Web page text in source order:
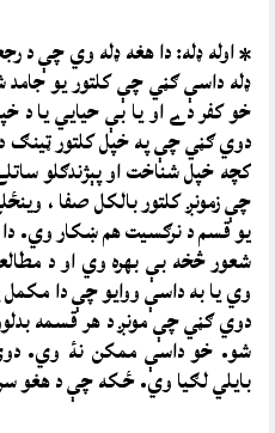
* اوله ډله: دا هغه ډله وي چې د
ډله داسې ګڼي چې کلتور يو
خو کفر دے او يا بې حيايي يا د
دوي ګڼي چې په خپل کلتور ټينګ
کچه خپل شناخت او پېژندګلو
چې زمونږ کلتور بالکل صفا ،
يو قسم د نرګسيت هم ښکار وي. دا
شعور څخه بې بهره وي او د
وي يا به داسې ووايو چې دا
دوي ګڼي چې مونږ د هر قسمه
شو. خو داسې ممکن نۀ وي. دوي
بایلي لګيا وي. ځکه چې د هغو